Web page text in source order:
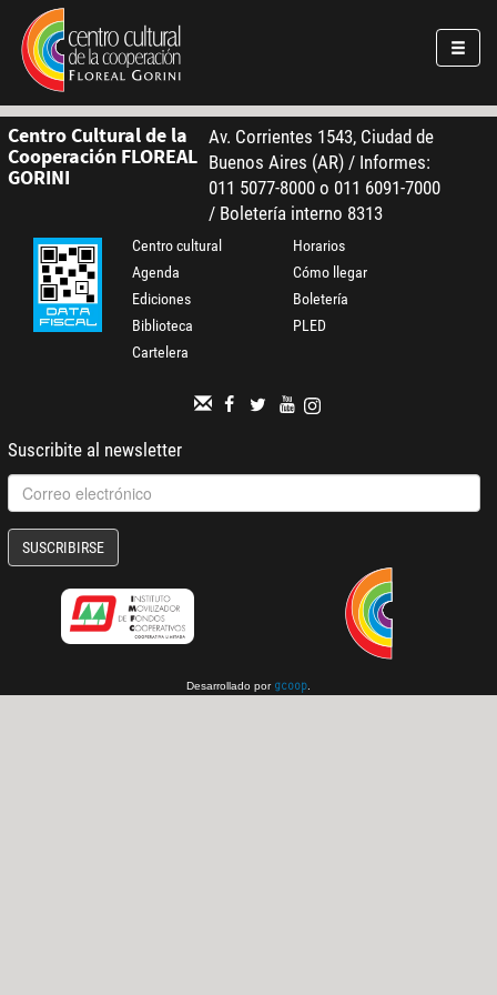
Pasar al contenido principal
Jump to main content
Centro Cultural de la
Cooperación FLOREAL
GORINI
Av. Corrientes 1543, Ciudad de
Buenos Aires (AR) / Informes:
011 5077-8000 o 011 6091-7000
/ Boletería interno 8313
Centro cultural
Agenda
Ediciones
Biblioteca
Cartelera
Horarios
Cómo llegar
Boletería
PLED
Suscribite al newsletter
SUSCRIBIRSE
Desarrollado por gcoop.